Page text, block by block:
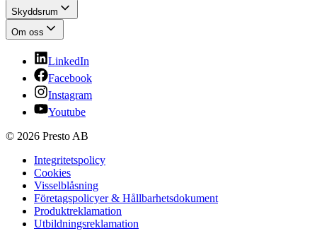
Skyddsrum
Om oss
LinkedIn
Facebook
Instagram
Youtube
© 2026 Presto AB
Integritetspolicy
Cookies
Visselblåsning
Företagspolicyer & Hållbarhetsdokument
Produktreklamation
Utbildningsreklamation